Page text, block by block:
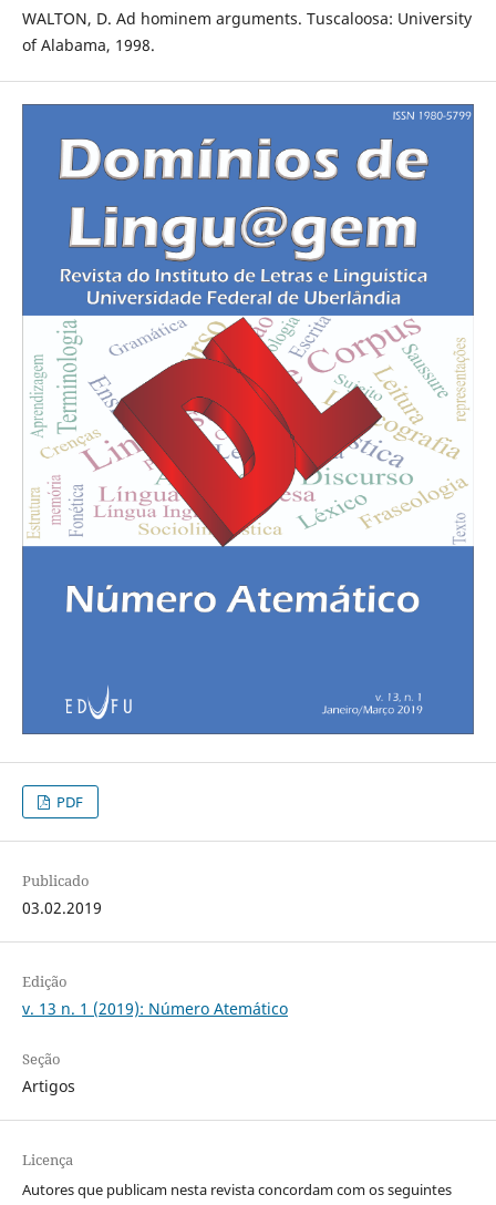
WALTON, D. Ad hominem arguments. Tuscaloosa: University
of Alabama, 1998.
PDF
Publicado
03.02.2019
Edição
v. 13 n. 1 (2019): Número Atemático
Seção
Artigos
Licença
Autores que publicam nesta revista concordam com os seguintes